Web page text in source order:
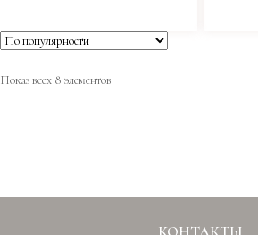
Показ всех 8 элементов